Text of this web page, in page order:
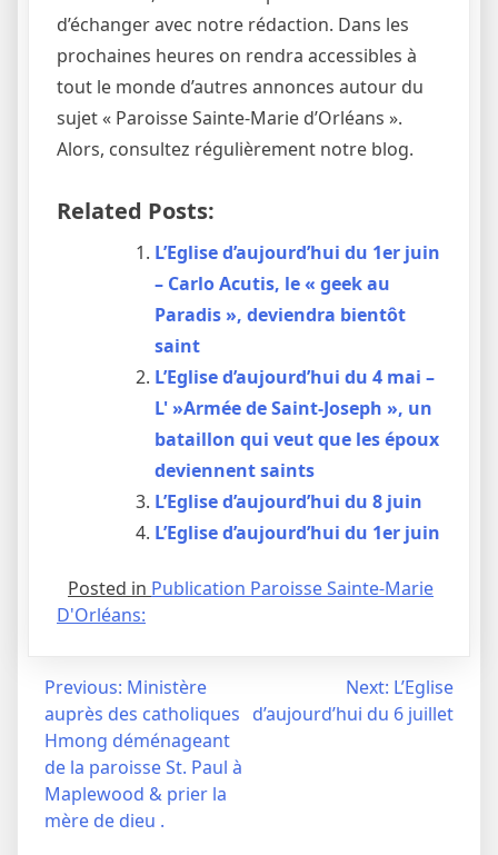
d’échanger avec notre rédaction. Dans les
prochaines heures on rendra accessibles à
tout le monde d’autres annonces autour du
sujet « Paroisse Sainte-Marie d’Orléans ».
Alors, consultez régulièrement notre blog.
Related Posts:
L’Eglise d’aujourd’hui du 1er juin
– Carlo Acutis, le « geek au
Paradis », deviendra bientôt
saint
L’Eglise d’aujourd’hui du 4 mai –
L' »Armée de Saint-Joseph », un
bataillon qui veut que les époux
deviennent saints
L’Eglise d’aujourd’hui du 8 juin
L’Eglise d’aujourd’hui du 1er juin
Posted in Publication Paroisse Sainte-Marie
D'Orléans:
Navigation
l’article
Previous: Ministère
auprès des catholiques
Hmong déménageant
de la paroisse St. Paul à
Maplewood & prier la
mère de dieu .
Next: L’Eglise
d’aujourd’hui du 6 juillet